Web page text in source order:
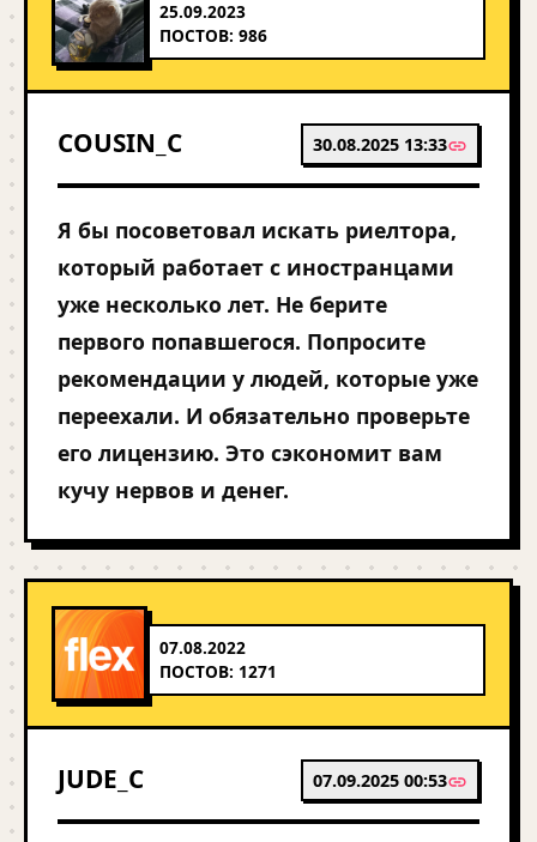
25.09.2023
ПОСТОВ: 986
COUSIN_C 30.08.2025 13:33
Я бы посоветовал искать риелтора,
который работает с иностранцами
уже несколько лет. Не берите
первого попавшегося. Попросите
рекомендации у людей, которые уже
переехали. И обязательно проверьте
его лицензию. Это сэкономит вам
кучу нервов и денег.
07.08.2022
ПОСТОВ: 1271
JUDE_C 07.09.2025 00:53